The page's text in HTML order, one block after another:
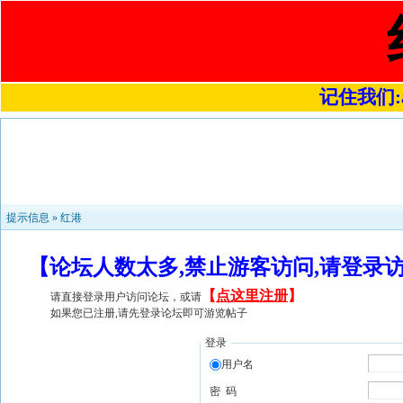
记住我们
提示信息 » 红港
【论坛人数太多,禁止游客访问,请登
请直接登录用户访问论坛，或请 【 点这里注册】
如果您已注册,请先登录论坛即可游览帖子
登录
用户名
密 码